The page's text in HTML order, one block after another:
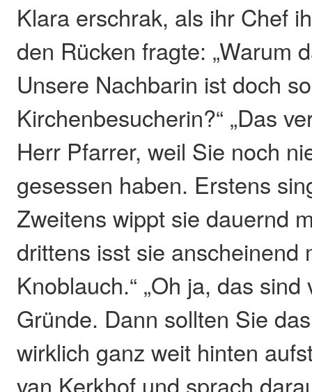
Klara erschrak, als ihr Chef
den Rücken fragte: „Warum
Unsere Nachbarin ist doch
Kirchenbesucherin?“ „Das
Herr Pfarrer, weil Sie noch
gesessen haben. Erstens
Zweitens wippt sie dauernd
drittens isst sie anscheinend
Knoblauch.“ „Oh ja, das
Gründe. Dann sollten Sie
wirklich ganz weit hinten
van Kerkhof und sprach